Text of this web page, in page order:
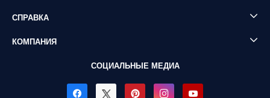
СПРАВКА
КОМПАНИЯ
СОЦИАЛЬНЫЕ МЕДИА